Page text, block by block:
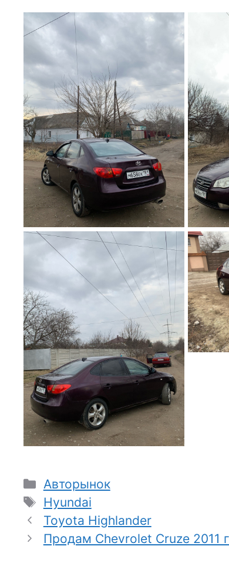
Рубрики
Авторынок
Метки
Hyundai
Toyota Highlander
Продам Chevrolet Cruze 2011